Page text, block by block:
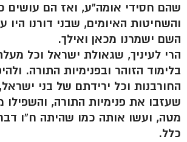
שהם חסידי אומה”ע, ואז הם עושים
והשחיטות האיומים, שבני דורנו היו
השם ישמרנו מכאן ואילך.
הרי לעיניך, שגאולת ישראל וכל
בלימוד הזוהר ובפנימיות התורה.
החורבנות וכל ירידתם של בני
שעזבו את פנימיות התורה,
מטה, ועשו אותה כמו שהיתה ח”ו
כלל.